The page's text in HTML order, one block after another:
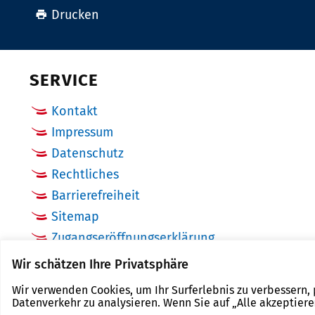
Wir schätzen Ihre Privatsphäre
Wir verwenden Cookies, um Ihr Surferlebnis zu
Datenverkehr zu analysieren. Wenn Sie auf „Alle
Drucken
SERVICE
Kontakt
Impressum
Datenschutz
Rechtliches
Barrierefreiheit
Sitemap
Zugangseröffnungserklärung
Cookie Einstellungen